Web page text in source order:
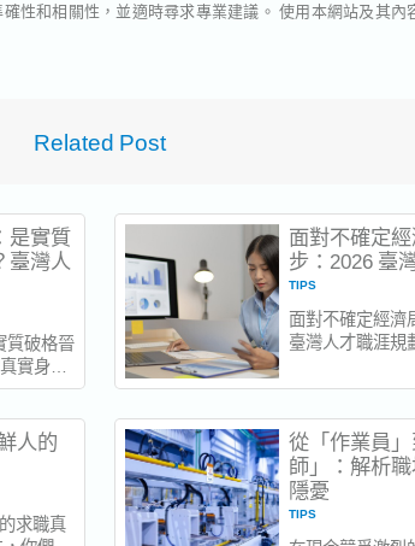
性和相關性，並適時尋求專業建議。 使用本網站及其內
Related Post
是實質
臺灣人
質破格晉
實身價
前迎來
面對不確定
步：2026 臺
TIPS
面對不確定經濟
臺灣人才職涯規
面貌。 半導體
在《2026立樂高
達 57.4%...
人的
求職真
從「作業員
師」：解析
隱憂
TIPS